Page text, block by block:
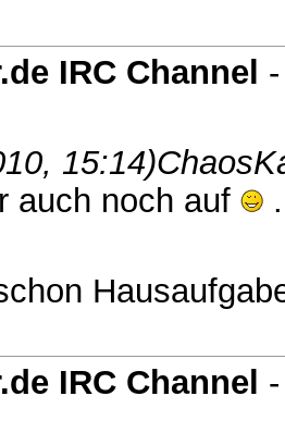
IRC Channel
15:14)
auch noch auf
IRC Channel